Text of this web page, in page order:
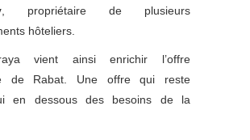
, propriétaire de plusieurs
hôteliers.
vient ainsi enrichir l’offre
de Rabat. Une offre qui reste
en dessous des besoins de la